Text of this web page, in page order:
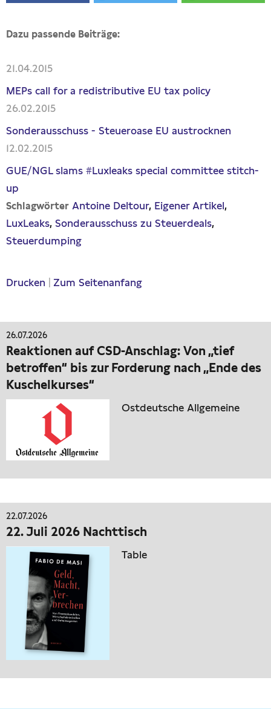
Dazu passende Beiträge:
21.04.2015
MEPs call for a redistributive EU tax policy
26.02.2015
Sonderausschuss - Steueroase EU austrocknen
12.02.2015
GUE/NGL slams #Luxleaks special committee stitch-
up
Schlagwörter Antoine Deltour Eigener Artikel
LuxLeaks Sonderausschuss zu Steuerdeals
Steuerdumping
Drucken Zum Seitenanfang
26.07.2026
Reaktionen auf CSD-Anschlag: Von „tief
betroffen“ bis zur Forderung nach „Ende des
Kuschelkurses“
Ostdeutsche Allgemeine
22.07.2026
22. Juli 2026 Nachttisch
Table